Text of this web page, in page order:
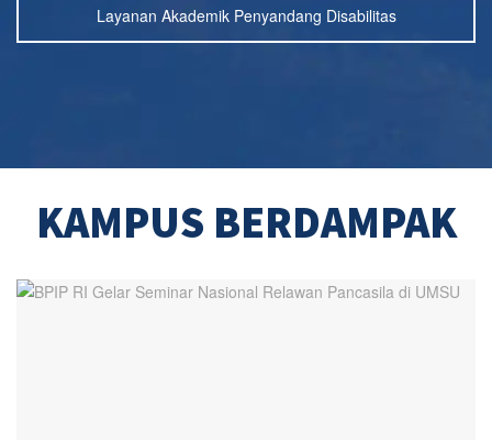
Layanan Akademik Penyandang Disabilitas
KAMPUS BERDAMPAK